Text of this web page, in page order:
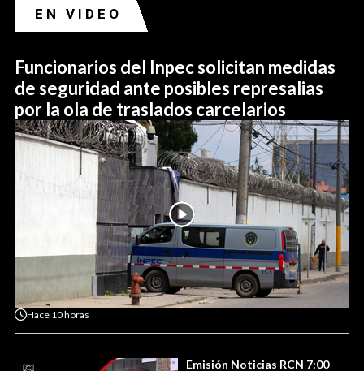
EN VIDEO
Funcionarios del Inpec solicitan medidas
de seguridad ante posibles represalias
por la ola de traslados carcelarios
Hace 10 horas
Emisión Noticias RCN 7:00